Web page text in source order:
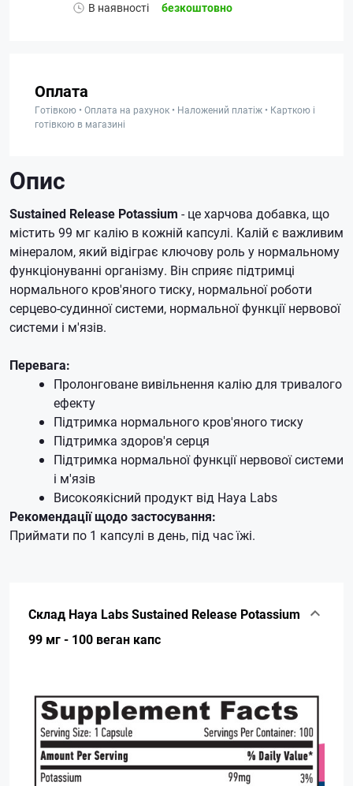
В наявності безкоштовно
Оплата
Готівкою • Оплата на рахунок • Наложений платіж • Карткою і
готівкою в магазині
Опис
Sustained Release Potassium - це харчова добавка, що
містить 99 мг калію в кожній капсулі. Калій є важливим
мінералом, який відіграє ключову роль у нормальному
функціонуванні організму. Він сприяє підтримці
нормального кров'яного тиску, нормальної роботи
серцево-судинної системи, нормальної функції нервової
системи і м'язів.
Перевага:
Пролонговане вивільнення калію для тривалого
ефекту
Підтримка нормального кров'яного тиску
Підтримка здоров'я серця
Підтримка нормальної функції нервової системи
і м'язів
Високоякісний продукт від Haya Labs
Рекомендації щодо застосування:
Приймати по 1 капсулі в день, під час їжі.
Склад Haya Labs Sustained Release Potassium
99 мг - 100 веган капс